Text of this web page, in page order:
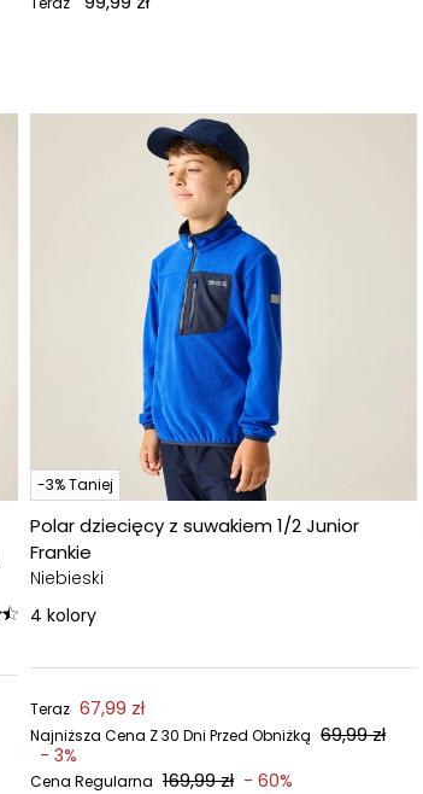
-3% Taniej
Polar dziecięcy z suwakiem 1/2 Junior
Frankie
Niebieski
4 kolory
Teraz 67,99 zł
Najniższa Cena Z 30 Dni Przed Obniżką 69,99 zł
- 3%
Cena Regularna 169,99 zł - 60%